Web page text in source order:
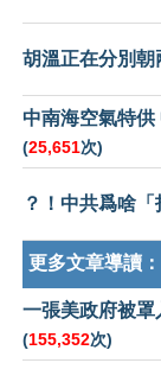
胡溫正在分別朝
中南海空氣特
(25,651次)
？！中共爲啥
更多文章導讀：
一張美政府被
(155,352次)